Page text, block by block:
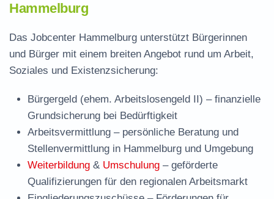
Hammelburg
Das Jobcenter Hammelburg unterstützt Bürgerinnen
und Bürger mit einem breiten Angebot rund um Arbeit,
Soziales und Existenzsicherung:
Bürgergeld (ehem. Arbeitslosengeld II) – finanzielle
Grundsicherung bei Bedürftigkeit
Arbeitsvermittlung – persönliche Beratung und
Stellenvermittlung in Hammelburg und Umgebung
Weiterbildung & Umschulung – geförderte
Qualifizierungen für den regionalen Arbeitsmarkt